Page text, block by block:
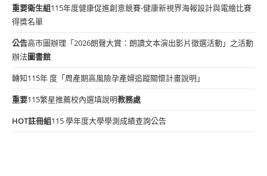
重要衛生組115年度健康促進創意競賽-健康新視界海報設計與電繪比賽
得獎名單
公告高市圖辦理「2026朗聲大賞：朗讀文本演出影片徵選活動」之活動
辦法圖書館
轉知115年 度「周產期高風險孕產婦追蹤關懷計畫說明」
重要115繁星推薦校內選填說明教務處
HOT註冊組115 學年度大學學測成績查詢公告